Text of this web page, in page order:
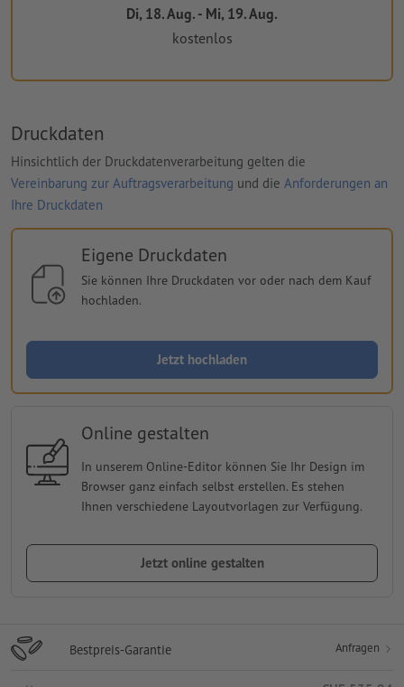
Di, 18. Aug. - Mi, 19. Aug.
kostenlos
Druckdaten
Hinsichtlich der Druckdatenverarbeitung gelten die
Vereinbarung zur Auftragsverarbeitung und die Anforderungen an
Ihre Druckdaten
Eigene Druckdaten
Sie können Ihre Druckdaten vor oder nach dem Kauf
hochladen.
Jetzt hochladen
Online gestalten
In unserem Online-Editor können Sie Ihr Design im
Browser ganz einfach selbst erstellen. Es stehen
Ihnen verschiedene Layoutvorlagen zur Verfügung.
Jetzt online gestalten
Bestpreis-Garantie Anfragen